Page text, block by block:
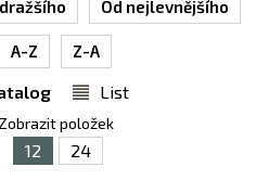
Od nejlevnějšího
A-Z Z-A
List
Zobrazit položek
12
24